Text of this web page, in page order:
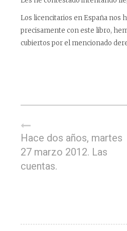
Los licencitarios en España nos
precisamente con este libro,
cubiertos por el mencionado
Hace dos años, martes
27 marzo 2012. Las
cuentas.